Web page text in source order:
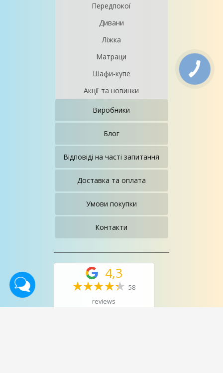
Передпокої
Дивани
Ліжка
Матраци
Шафи-купе
Акції та новинки
Виробники
Блог
Відповіді на часті запитання
Доставка та оплата
Умови покупки
Контакти
4,3
58
reviews